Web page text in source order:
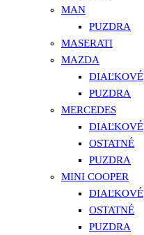
MAN
PUZDRA
MASERATI
MAZDA
DIAĽKOVÉ
PUZDRA
MERCEDES
DIAĽKOVÉ
OSTATNÉ
PUZDRA
MINI COOPER
DIAĽKOVÉ
OSTATNÉ
PUZDRA